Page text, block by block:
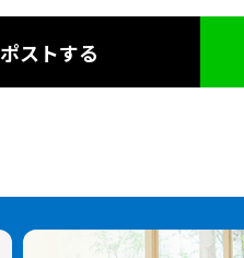
ポストする